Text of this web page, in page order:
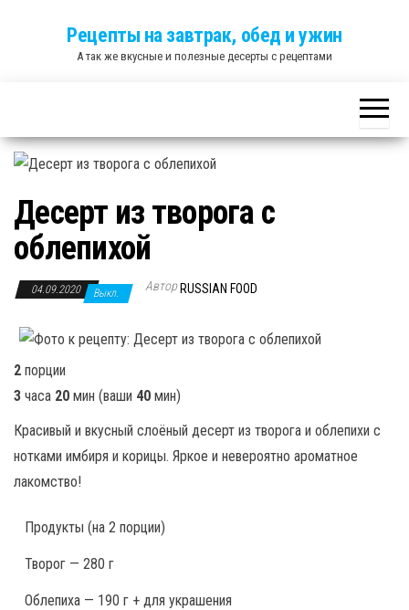
Рецепты на завтрак, обед и ужин
А так же вкусные и полезные десерты с рецептами
Десерт из творога с
облепихой
04.09.2020 Выкл. Автор RUSSIAN FOOD
2 порции
3 часа 20 мин (ваши 40 мин)
Красивый и вкусный слоёный десерт из творога и облепихи с
нотками имбиря и корицы. Яркое и невероятно ароматное
лакомство!
Продукты (на 2 порции)
Творог — 280 г
Облепиха — 190 г + для украшения